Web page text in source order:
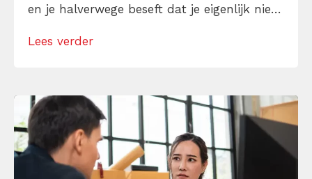
en je halverwege beseft dat je eigenlijk niet
zelf gaat zeggen. Herkenbaar? Dan is de
het heeft niets […]
Lees verder